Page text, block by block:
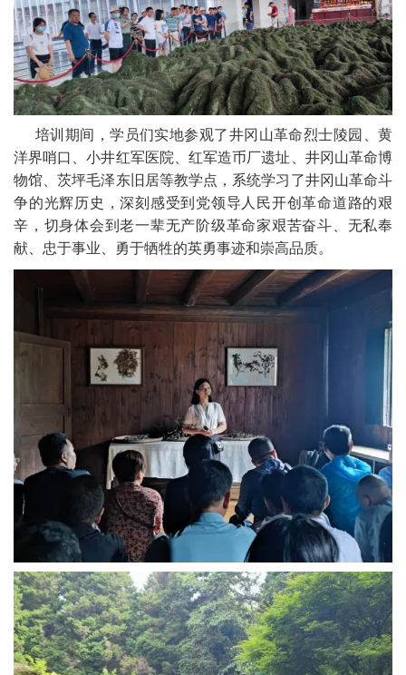
培训期间，学员们实地参观了井冈山革命烈士陵园、黄
洋界哨口、小井红军医院、红军造币厂遗址、井冈山革命博
物馆、茨坪毛泽东旧居等教学点，系统学习了井冈山革命斗
争的光辉历史，深刻感受到党领导人民开创革命道路的艰
辛，切身体会到老一辈无产阶级革命家艰苦奋斗、无私奉
献、忠于事业、勇于牺牲的英勇事迹和崇高品质。